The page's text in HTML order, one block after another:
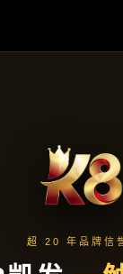
产品总览
首页 产品总览